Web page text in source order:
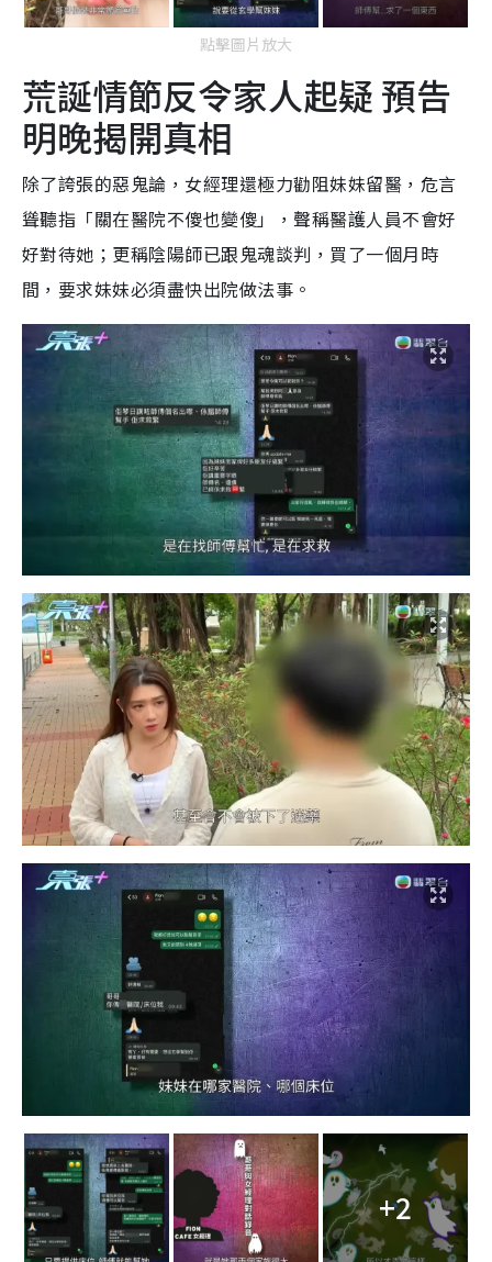
點擊圖片放大
荒誕情節反令家人起疑 預告
明晚揭開真相
除了誇張的惡鬼論，女經理還極力勸阻妹妹留醫，危言
聳聽指「關在醫院不傻也變傻」，聲稱醫護人員不會好
好對待她；更稱陰陽師已跟鬼魂談判，買了一個月時
間，要求妹妹必須盡快出院做法事。
+2